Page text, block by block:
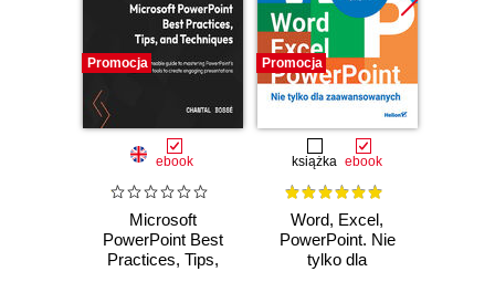
Promocja
ebook
Microsoft
PowerPoint Best
Practices, Tips,
Promocja
książka ebook
Word, Excel,
PowerPoint. Nie
tylko dla